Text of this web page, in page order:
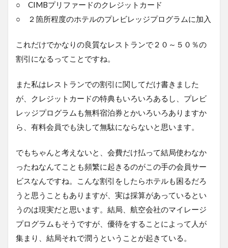
○ CIMBプリファードのクレジットカード
○ ２箇所程度のホテルのプレビレッジプログラムに加入
これだけでかなりの良質なレストランで２０～５０％の
割引になるってことですね。
また私はレストランでの割引に関してだけ書きました
が、クレジットカードの特典もいろいろあるし、プレビ
レッジプログラムも無料宿泊券とかいろいろありますか
ら、有料会員でも決して無駄にならないと思います。
でもちゃんと考えないと、会費だけ払って結局使わなか
ったねなんてことも頻繁に起きるのがこの手の会員サー
ビスなんですね。こんな割引をしたらホテルも困るだろ
うと思うこともありますが、実は採算があっているとい
うのは現実だと思います。結局、航空会社のマイレージ
プログラムもそうですが、優待をすることによって人が
集まり、結局それで潤うということが起きている。